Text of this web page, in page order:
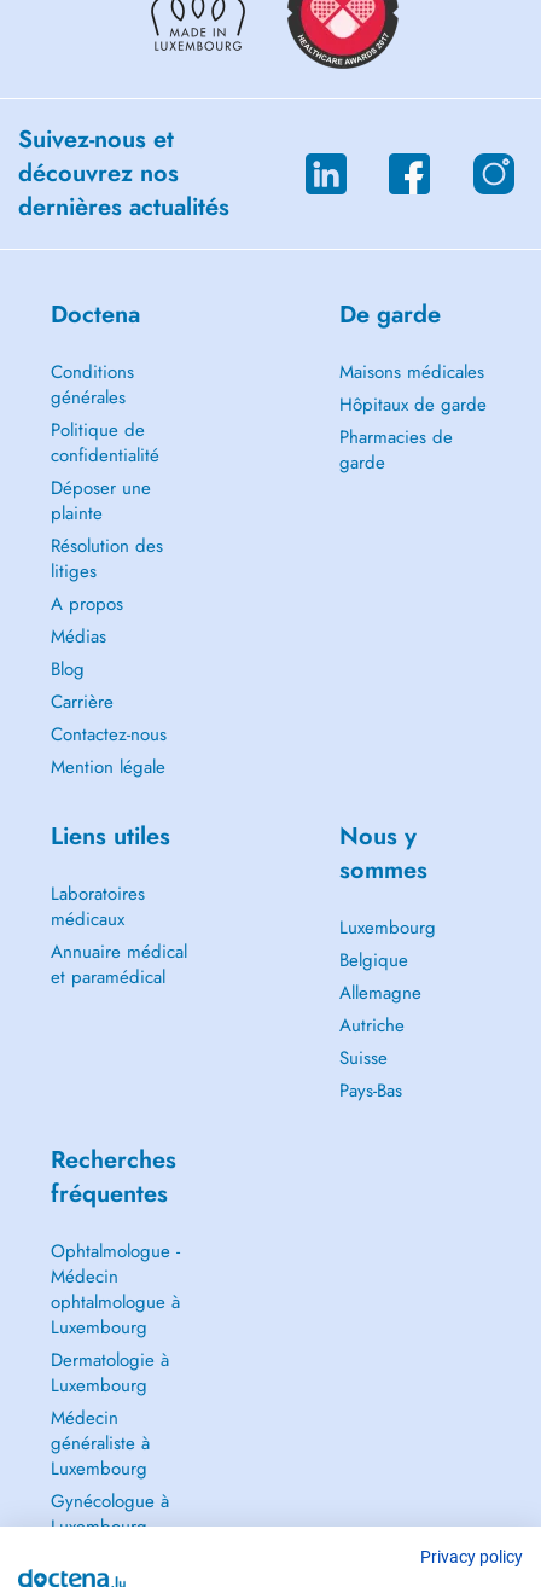
Suivez-nous et
découvrez nos
dernières actualités
Doctena
Conditions
générales
Politique de
confidentialité
Déposer une
plainte
Résolution des
litiges
A propos
Médias
Blog
Carrière
Contactez-nous
Mention légale
De garde
Maisons médicales
Hôpitaux de garde
Pharmacies de
garde
Liens utiles
Laboratoires
médicaux
Annuaire médical
et paramédical
Nous y
sommes
Luxembourg
Belgique
Allemagne
Autriche
Suisse
Pays-Bas
Recherches
fréquentes
Ophtalmologue -
Médecin
ophtalmologue à
Luxembourg
Dermatologie à
Luxembourg
Médecin
généraliste à
Luxembourg
Gynécologue à
Luxembourg
Privacy policy